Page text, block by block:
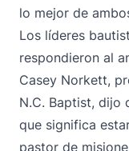
lo mejor de
Los líderes
respondieron al
Casey Norkett,
N.C. Baptist, dijo
que significa
pastor de